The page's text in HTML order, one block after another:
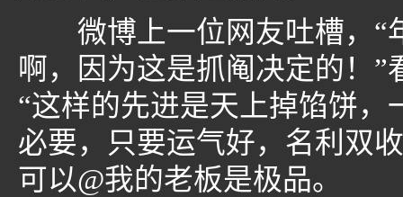
微博上一位网友吐槽，“
啊，因为这是抓阄决定的！
“这样的先进是天上掉馅饼
必要，只要运气好，名利双
可以@我的老板是极品。